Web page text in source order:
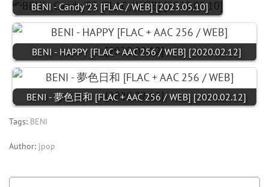
BENI - Candy '23 [FLAC / WEB] [2023.05.10]
BENI - HAPPY [FLAC + AAC 256 / WEB] [2020.02.12]
BENI - 夢色日和 [FLAC + AAC 256 / WEB] [2020.02.12]
Tags: BENI
Author: jpop